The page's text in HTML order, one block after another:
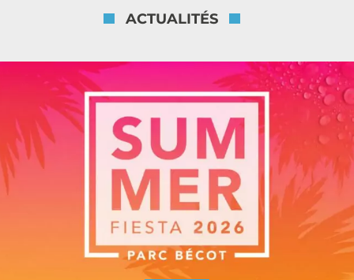
ACTUALITÉS